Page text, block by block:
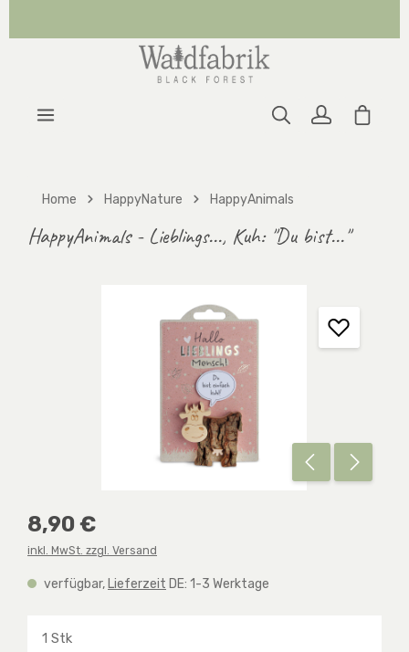
Home HappyNature HappyAnimals
HappyAnimals - Lieblings..., Kuh: "Du bist..."
Regulärer Preis:
8,90 €
inkl. MwSt. zzgl. Versand
verfügbar, Lieferzeit DE: 1-3 Werktage